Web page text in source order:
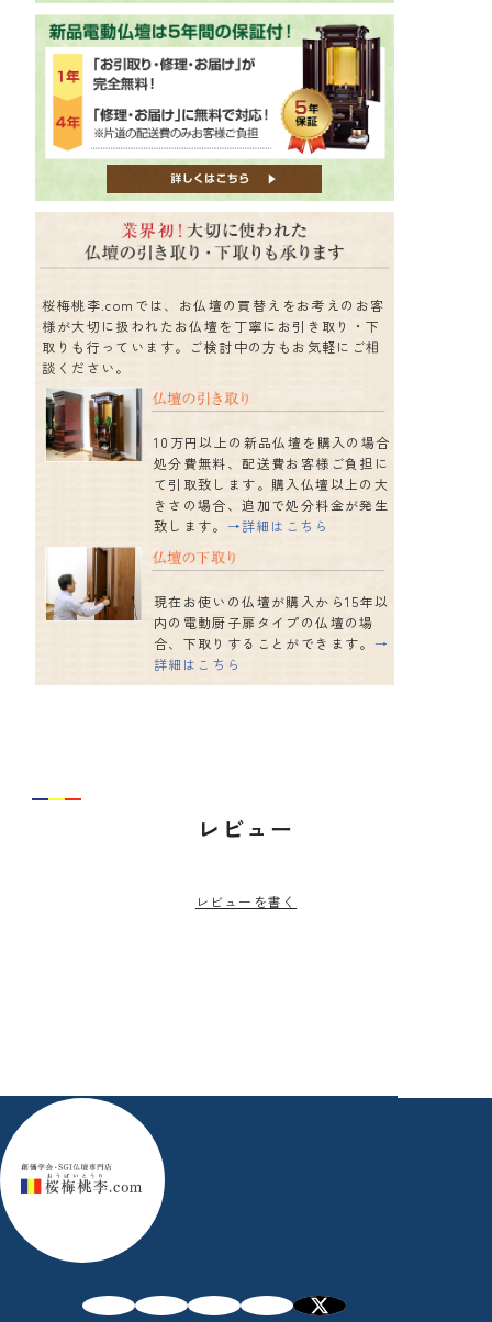
桜梅桃李.comでは、お仏壇の買替えをお考えのお客
様が大切に扱われたお仏壇を丁寧にお引き取り・下
取りも行っています。ご検討中の方もお気軽にご相
談ください。
10万円以上の新品仏壇を購入の場合
処分費無料、配送費お客様ご負担に
て引取致します。購入仏壇以上の大
きさの場合、追加で処分料金が発生
致します。 →詳細はこちら
現在お使いの仏壇が購入から15年以
内の電動厨子扉タイプの仏壇の場
合、下取りすることができます。 →
詳細はこちら
レビュー
レビューを書く